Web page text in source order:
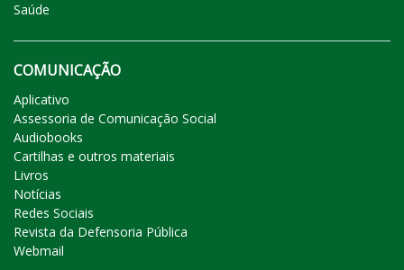
Saúde
COMUNICAÇÃO
Aplicativo
Assessoria de Comunicação Social
Audiobooks
Cartilhas e outros materiais
Livros
Notícias
Redes Sociais
Revista da Defensoria Pública
Webmail